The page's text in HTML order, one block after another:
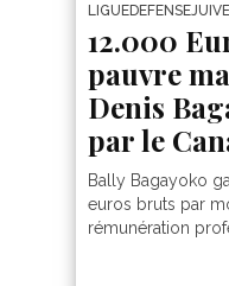
LIGUEDEFENSEJUIVE
12.000
pauvre
Denis
par le
Bally Bagayoko
euros bruts par
rémunération